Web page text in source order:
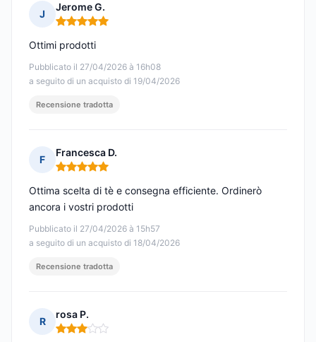
J
Jerome G.
Nota: 5 su 5
Pubblicato il 27/04/2026 à 16h08
a seguito di un acquisto di 19/04/2026
Ottimi prodotti
Recensione tradotta
F
Francesca D.
Nota: 5 su 5
Pubblicato il 27/04/2026 à 15h57
a seguito di un acquisto di 18/04/2026
Ottima scelta di tè e consegna efficiente. Ordinerò
ancora i vostri prodotti
Recensione tradotta
R
rosa P.
Nota: 3 su 5